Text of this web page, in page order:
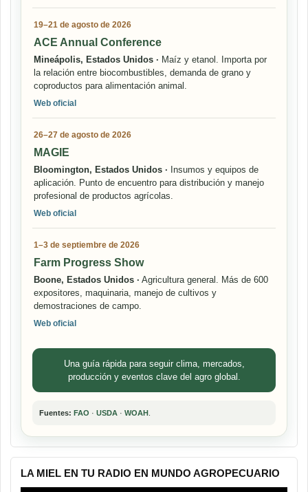
19–21 de agosto de 2026
ACE Annual Conference
Mineápolis, Estados Unidos · Maíz y etanol. Importa por
la relación entre biocombustibles, demanda de grano y
coproductos para alimentación animal.
Web oficial
26–27 de agosto de 2026
MAGIE
Bloomington, Estados Unidos · Insumos y equipos de
aplicación. Punto de encuentro para distribución y manejo
profesional de productos agrícolas.
Web oficial
1–3 de septiembre de 2026
Farm Progress Show
Boone, Estados Unidos · Agricultura general. Más de 600
expositores, maquinaria, manejo de cultivos y
demostraciones de campo.
Web oficial
Una guía rápida para seguir clima, mercados,
producción y eventos clave del agro global.
Fuentes: FAO · USDA · WOAH
LA MIEL EN TU RADIO EN MUNDO AGROPECUARIO